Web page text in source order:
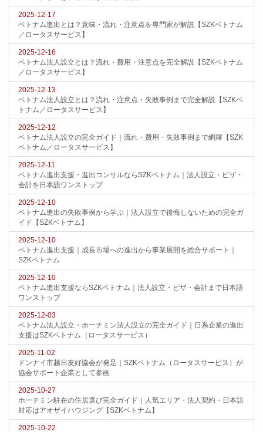
2025-12-17
ベトナム進出とは？意味・流れ・注意点を専門家が解説【SZKベトナム
／ロータスサービス】
2025-12-16
ベトナム法人設立とは？流れ・費用・注意点を完全解説【SZKベトナム
／ロータスサービス】
2025-12-13
ベトナム法人設立とは？流れ・注意点・失敗事例まで完全解説【SZKベ
トナム／ロータスサービス】
2025-12-12
ベトナム法人設立の完全ガイド｜流れ・費用・失敗事例まで網羅【SZK
ベトナム／ロータスサービス】
2025-12-11
ベトナム進出支援・進出コンサルならSZKベトナム｜法人設立・ビザ・
会計を日本語ワンストップ
2025-12-10
ベトナム進出の失敗事例から学ぶ｜法人設立で後悔しないための完全ガ
イド【SZKベトナム】
2025-12-10
ベトナム進出支援｜成長市場への進出から事業展開を総合サポート｜
SZKベトナム
2025-12-10
ベトナム進出支援ならSZKベトナム｜法人設立・ビザ・会計まで日本語
ワンストップ
2025-12-03
ベトナム法人設立・ホーチミン法人設立の完全ガイド｜日系企業の進出
支援はSZKベトナム（ロータスサービス）
2025-11-02
ドンナイ市越日友好協会が発足｜SZKベトナム（ロータスサービス）が
協会サポート企業として参画
2025-10-27
ホーチミン駐在の住居選び完全ガイド｜人気エリア・法人契約・日本語
対応はアオザイハウジング【SZKベトナム】
2025-10-22